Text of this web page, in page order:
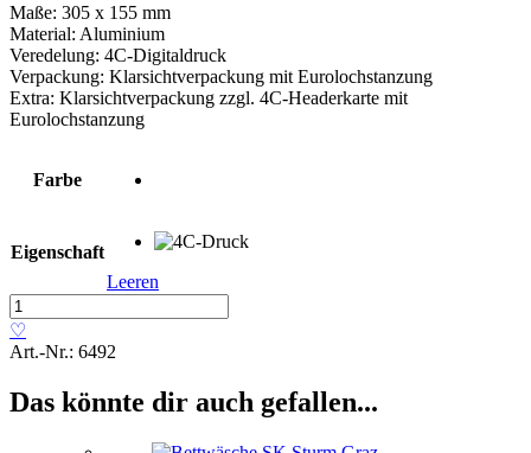
Maße: 305 x 155 mm
Material: Aluminium
Veredelung: 4C-Digitaldruck
Verpackung: Klarsichtverpackung mit Eurolochstanzung
Extra: Klarsichtverpackung zzgl. 4C-Headerkarte mit
Eurolochstanzung
Farbe
Eigenschaft
Leeren
Aluminiumschild
Menge
♡
Art.-Nr.: 6492
Das könnte dir auch gefallen...